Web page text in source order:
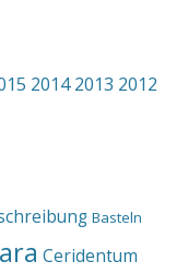
2014 2013 2012
Basteln
Ceridentum